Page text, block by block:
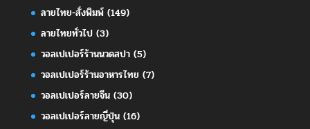
ลายไทย-สั่งพิมพ์(149)
ลายไทยทั่วไป(3)
วอลเปเปอร์ร้านนวดสปา(5)
วอลเปเปอร์ร้านอาหารไทย (7)
วอลเปเปอร์ลายจีน(30)
วอลเปเปอร์ลายญี่ปุ่น(16)